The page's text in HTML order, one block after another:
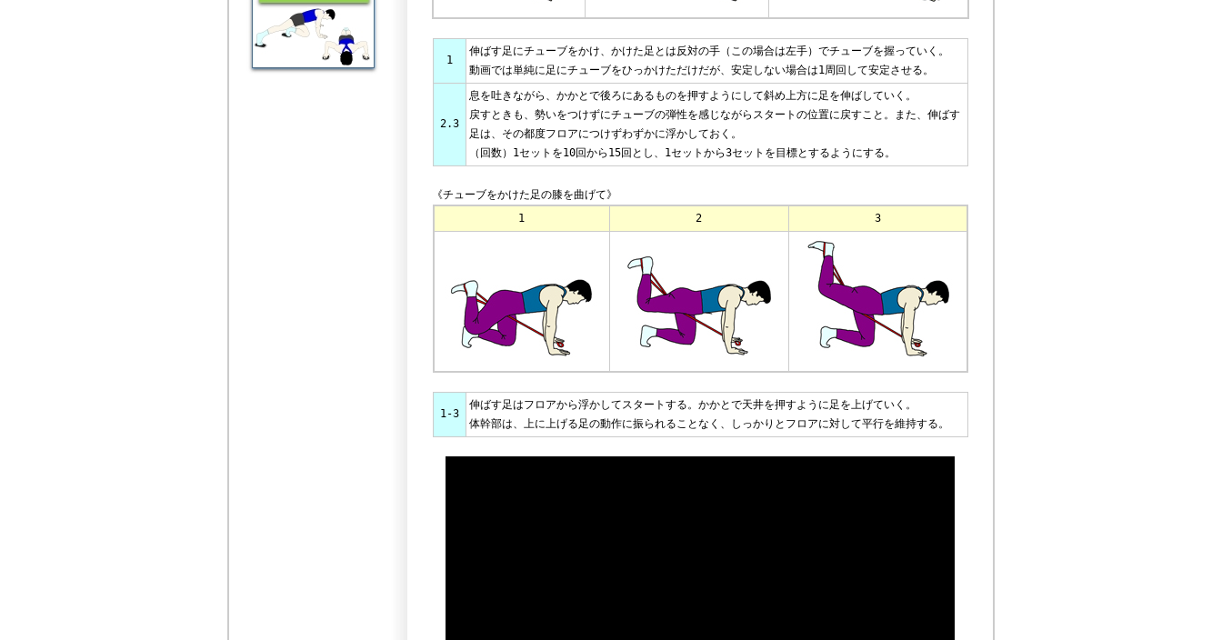
1
伸ばす足にチューブをかけ、かけた足とは反対の手（この場合は左手）でチューブを握っていく。
動画では単純に足にチューブをひっかけただけだが、安定しない場合は1周回して安定させる。
2.3
息を吐きながら、かかとで後ろにあるものを押すようにして斜め上方に足を伸ばしていく。
戻すときも、勢いをつけずにチューブの弾性を感じながらスタートの位置に戻すこと。また、伸ばす
足は、その都度フロアにつけずわずかに浮かしておく。
（回数）1セットを10回から15回とし、1セットから3セットを目標とするようにする。
《チューブをかけた足の膝を曲げて》
1
2 3
1-3
伸ばす足はフロアから浮かしてスタートする。かかとで天井を押すように足を上げていく。
体幹部は、上に上げる足の動作に振られることなく、しっかりとフロアに対して平行を維持する。